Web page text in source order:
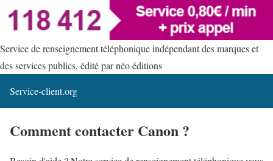
Service de renseignement téléphonique indépendant des marques et
des services publics, édité par néo éditions
Service-client.org
Comment contacter Canon ?